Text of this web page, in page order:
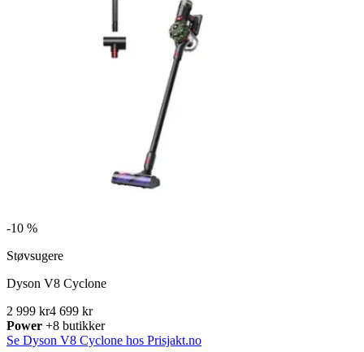
-10 %
Støvsugere
Dyson V8 Cyclone
2 999 kr4 699 kr
Power +8 butikker
Se Dyson V8 Cyclone hos Prisjakt.no